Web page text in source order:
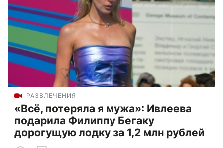
РАЗВЛЕЧЕНИЯ
«Всё, потеряла я мужа»: Ивлеева
подарила Филиппу Бегаку
дорогущую лодку за 1,2 млн рублей